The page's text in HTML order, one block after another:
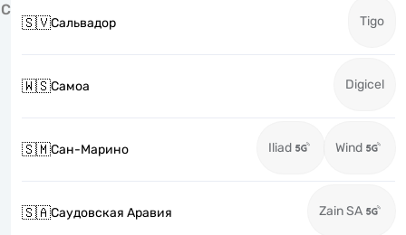
С
🇸🇻Сальвадор Tigo
🇼🇸Самоа Digicel
🇸🇲Сан-Марино Iliad Wind
🇸🇦Саудовская Аравия Zain SA